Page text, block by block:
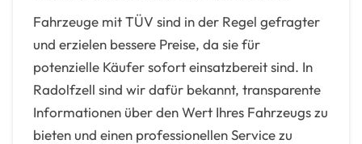
Fahrzeuge mit TÜV sind in der Regel gefragter
und erzielen bessere Preise, da sie für
potenzielle Käufer sofort einsatzbereit sind. In
Radolfzell sind wir dafür bekannt, transparente
Informationen über den Wert Ihres Fahrzeugs zu
bieten und einen professionellen Service zu